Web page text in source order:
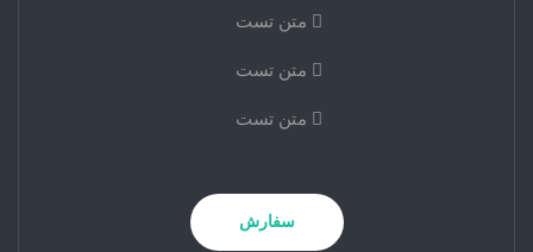
متن تست
متن تست
متن تست
سفارش